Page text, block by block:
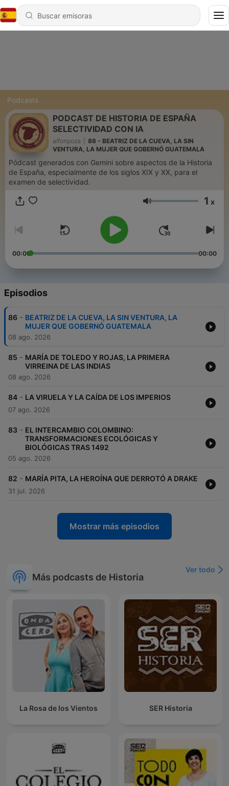
Podcasts
PODCAST DE HISTORIA DE ESPAÑA
SELECTIVIDAD CON IA
alfonpoza
86 - BEATRIZ DE LA CUEVA, LA SIN
VENTURA, LA MUJER QUE GOBERNÓ GUATEMALA
Pódcast generados con Gemini sobre aspectos de la Historia
de España, especialmente de los siglos XIX y XX, para el
examen de selectividad.
Volumen 1 x
00:00 00:00
Episodios
86 - BEATRIZ DE LA CUEVA, LA SIN VENTURA, LA
MUJER QUE GOBERNÓ GUATEMALA
08 ago. 2026
85 - MARÍA DE TOLEDO Y ROJAS, LA PRIMERA
VIRREINA DE LAS INDIAS
08 ago. 2026
84 - LA VIRUELA Y LA CAÍDA DE LOS IMPERIOS
07 ago. 2026
83 - EL INTERCAMBIO COLOMBINO:
TRANSFORMACIONES ECOLÓGICAS Y
BIOLÓGICAS TRAS 1492
05 ago. 2026
82 - MARÍA PITA, LA HEROÍNA QUE DERROTÓ A DRAKE
31 jul. 2026
Mostrar más episodios
Más podcasts de Historia
Ver todo
La Rosa de los Vientos SER Historia